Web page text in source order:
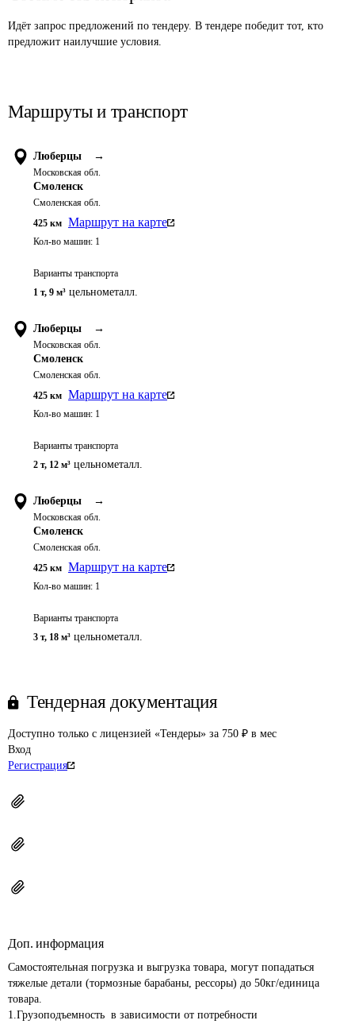
Идёт запрос предложений по тендеру. В тендере победит тот, кто
предложит наилучшие условия.
Маршруты и транспорт
Люберцы →
Московская обл.
Смоленск
Смоленская обл.
425 км Маршрут на карте
Кол-во машин: 1
Варианты транспорта
1 т, 9 м³ цельнометалл.
Люберцы →
Московская обл.
Смоленск
Смоленская обл.
425 км Маршрут на карте
Кол-во машин: 1
Варианты транспорта
2 т, 12 м³ цельнометалл.
Люберцы →
Московская обл.
Смоленск
Смоленская обл.
425 км Маршрут на карте
Кол-во машин: 1
Варианты транспорта
3 т, 18 м³ цельнометалл.
Тендерная документация
Доступно только с лицензией «Тендеры» за 750 ₽ в мес
Вход
Регистрация
Доп. информация
Самостоятельная погрузка и выгрузка товара, могут попадаться
тяжелые детали (тормозные барабаны, рессоры) до 50кг/единица
товара.
1.Грузоподъемность  в зависимости от потребности